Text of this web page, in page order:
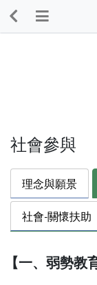
社會參與
理念與願景
社會-關懷扶助
【一、弱勢教